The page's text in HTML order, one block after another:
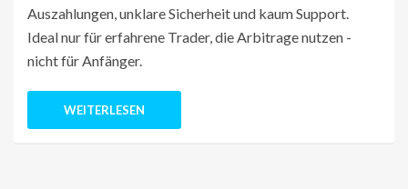
Auszahlungen, unklare Sicherheit und kaum Support.
Ideal nur für erfahrene Trader, die Arbitrage nutzen -
nicht für Anfänger.
WEITERLESEN